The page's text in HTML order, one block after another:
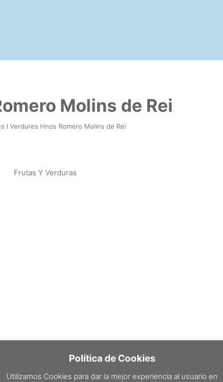
Molins de Rei
I Verdures Hnos Romero Molins de Rei
Frutas Y Verduras
Política de Cookies
Utilizamos Cookies para dar la mejor experiencia al usuario en